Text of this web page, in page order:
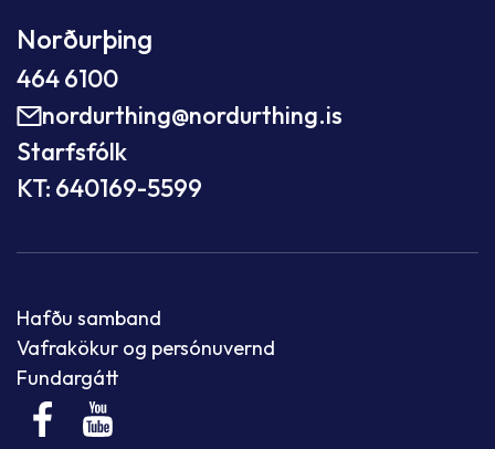
Norðurþing
464 6100
nordurthing@nordurthing.is
Starfsfólk
KT: 640169-5599
Hafðu samband
Vafrakökur og persónuvernd
Fundargátt